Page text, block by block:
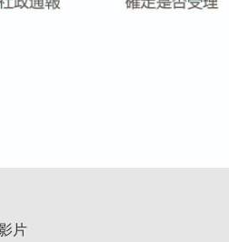
片